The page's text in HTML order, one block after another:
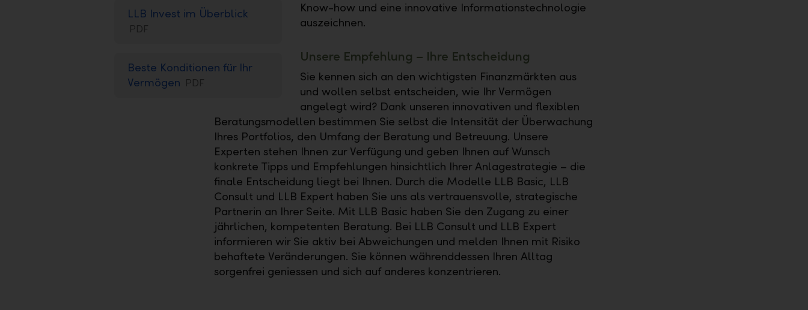
LLB Invest im Überblick
PDF
Beste Konditionen für Ihr
Vermögen PDF
Know-how und eine innovative Informationstechnologie
auszeichnen.
Unsere Empfehlung – Ihre Entscheidung
Sie kennen sich an den wichtigsten Finanzmärkten aus
und wollen selbst entscheiden, wie Ihr Vermögen
angelegt wird? Dank unseren innovativen und flexiblen
Beratungsmodellen bestimmen Sie selbst die Intensität der Überwachung
Ihres Portfolios, den Umfang der Beratung und Betreuung. Unsere
Experten stehen Ihnen zur Verfügung und geben Ihnen auf Wunsch
konkrete Tipps und Empfehlungen hinsichtlich Ihrer Anlagestrategie – die
finale Entscheidung liegt bei Ihnen. Durch die Modelle LLB Basic, LLB
Consult und LLB Expert haben Sie uns als vertrauensvolle, strategische
Partnerin an Ihrer Seite. Mit LLB Basic haben Sie den Zugang zu einer
jährlichen, kompetenten Beratung. Bei LLB Consult und LLB Expert
informieren wir Sie aktiv bei Abweichungen und melden Ihnen mit Risiko
behaftete Veränderungen. Sie können währenddessen Ihren Alltag
sorgenfrei geniessen und sich auf anderes konzentrieren.